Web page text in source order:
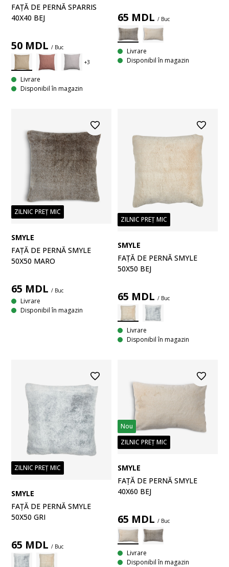
FAȚĂ DE PERNĂ SPARRIS
40X40 BEJ
50 MDL / Buc
Livrare
Disponibil în magazin
65 MDL / Buc
Livrare
Disponibil în magazin
ZILNIC PREȚ MIC
SMYLE
FAȚĂ DE PERNĂ SMYLE
50X50 MARO
65 MDL / Buc
Livrare
Disponibil în magazin
ZILNIC PREȚ MIC
SMYLE
FAȚĂ DE PERNĂ SMYLE
50X50 BEJ
65 MDL / Buc
Livrare
Disponibil în magazin
ZILNIC PREȚ MIC
SMYLE
FAȚĂ DE PERNĂ SMYLE
50X50 GRI
65 MDL / Buc
Nou
ZILNIC PREȚ MIC
SMYLE
FAȚĂ DE PERNĂ SMYLE
40X60 BEJ
65 MDL / Buc
Livrare
Disponibil în magazin